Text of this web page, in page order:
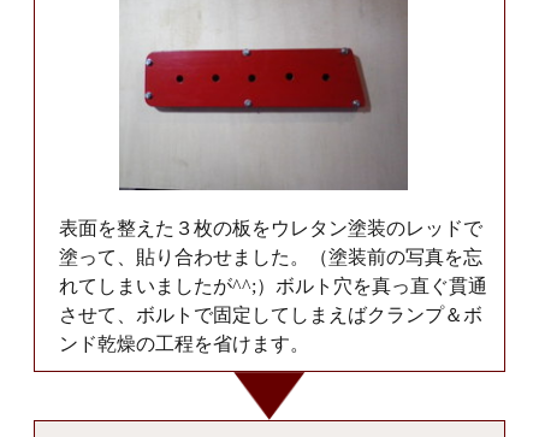
表面を整えた３枚の板をウレタン塗装のレッドで
塗って、貼り合わせました。（塗装前の写真を忘
れてしまいましたが^^;）ボルト穴を真っ直ぐ貫通
させて、ボルトで固定してしまえばクランプ＆ボ
ンド乾燥の工程を省けます。